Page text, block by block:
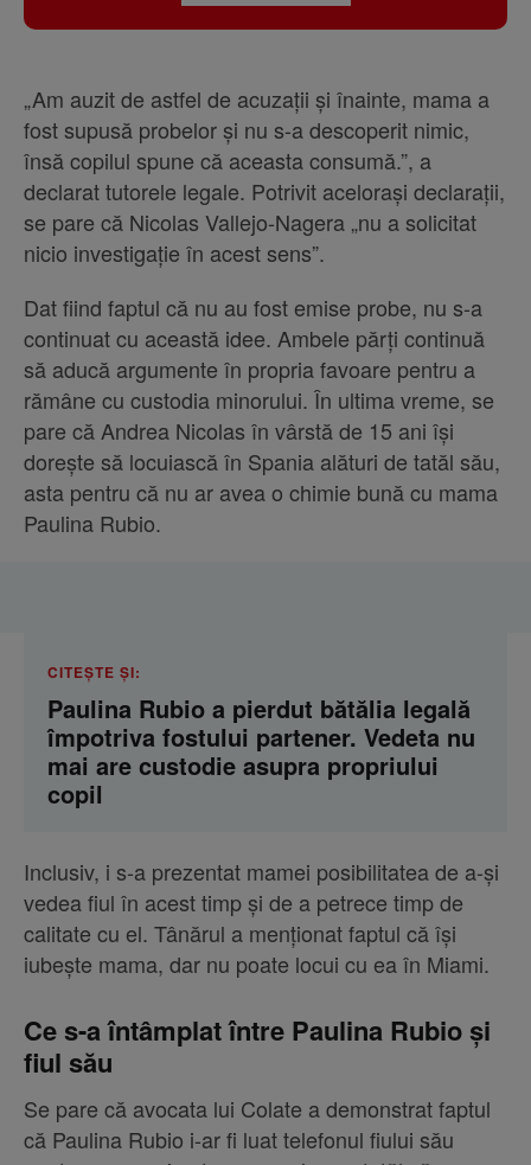
„Am auzit de astfel de acuzații și înainte, mama a
fost supusă probelor și nu s-a descoperit nimic,
însă copilul spune că aceasta consumă.”, a
declarat tutorele legale. Potrivit acelorași declarații,
se pare că Nicolas Vallejo-Nagera „nu a solicitat
nicio investigație în acest sens”.
Dat fiind faptul că nu au fost emise probe, nu s-a
continuat cu această idee. Ambele părți continuă
să aducă argumente în propria favoare pentru a
rămâne cu custodia minorului. În ultima vreme, se
pare că Andrea Nicolas în vârstă de 15 ani își
dorește să locuiască în Spania alături de tatăl său,
asta pentru că nu ar avea o chimie bună cu mama
Paulina Rubio.
CITEȘTE ȘI:
Paulina Rubio a pierdut bătălia legală
împotriva fostului partener. Vedeta nu
mai are custodie asupra propriului
copil
Inclusiv, i s-a prezentat mamei posibilitatea de a-și
vedea fiul în acest timp și de a petrece timp de
calitate cu el. Tânărul a menționat faptul că își
iubește mama, dar nu poate locui cu ea în Miami.
Ce s-a întâmplat între Paulina Rubio și
fiul său
Se pare că avocata lui Colate a demonstrat faptul
că Paulina Rubio i-ar fi luat telefonul fiului său